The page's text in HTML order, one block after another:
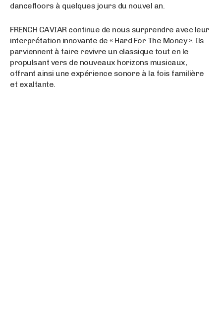
dancefloors à quelques jours du nouvel an.
FRENCH CAVIAR continue de nous surprendre avec leur
interprétation innovante de « Hard For The Money ». Ils
parviennent à faire revivre un classique tout en le
propulsant vers de nouveaux horizons musicaux,
offrant ainsi une expérience sonore à la fois familière
et exaltante.